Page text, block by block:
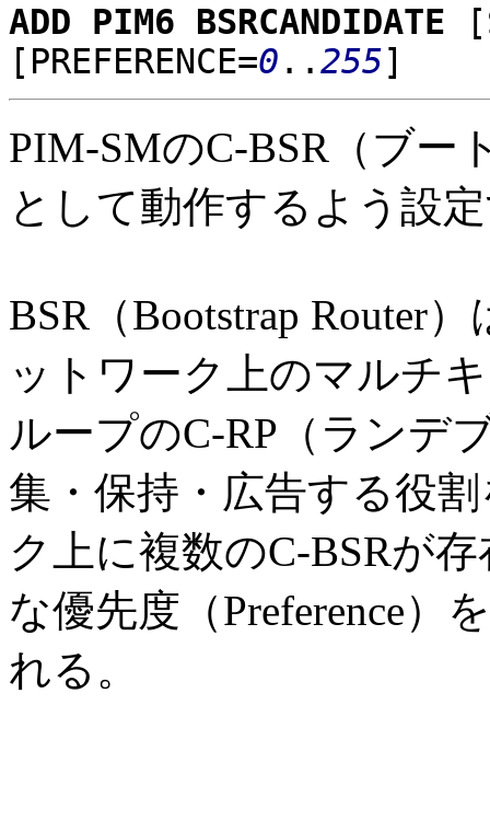
ADD PIM6 BSRCANDIDATE
[PREFERENCE=0 ..255]
PIM-SMのC-BSR（ブー
として動作するよう設
BSR（Bootstrap Router
ットワーク上のマルチ
ループのC-RP（ランデ
集・保持・広告する役
ク上に複数のC-BSRが
な優先度（Preference）
れる。